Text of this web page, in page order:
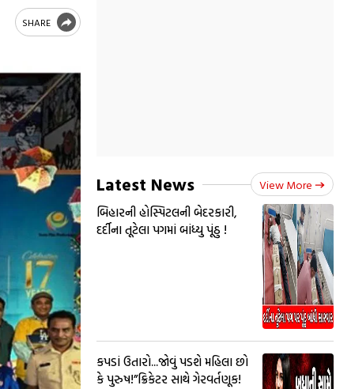
SHARE
Latest News View More
બિહારની હોસ્પિટલની બેદરકારી,
દર્દીના તૂટેલા પગમાં બાંધ્યુ પૂંઠુ !
કપડાં ઉતારો...જોવું પડશે મહિલા છો
કે પુરુષ!”ક્રિકેટર સાથે ગેરવર્તણૂક!